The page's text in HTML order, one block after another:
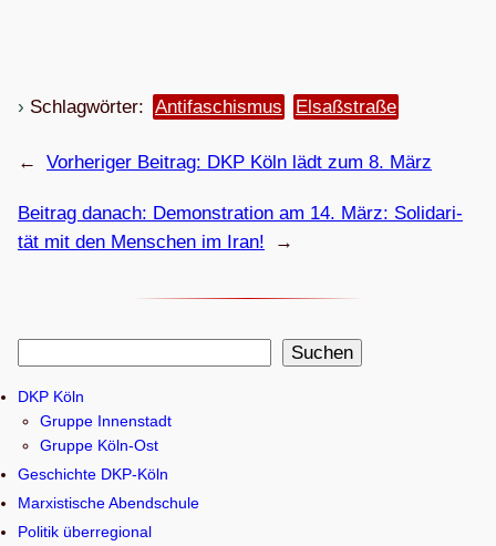
Schlagwörter: Antifaschismus Elsaßstraße
← Vorheriger Beitrag: DKP Köln lädt zum 8. März
Beitrag danach: Demons­tra­tion am 14. März: Soli­da­ri­
tät mit den Men­schen im Iran!
→
h
e
n
Suchen
DKP Köln
Gruppe Innenstadt
Gruppe Köln-Ost
Geschichte DKP-Köln
Marxistische Abendschule
Politik überregional